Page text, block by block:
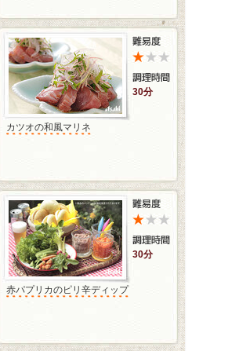
30分
カツオの和風マリネ
30分
赤パプリカのピリ辛ディップ